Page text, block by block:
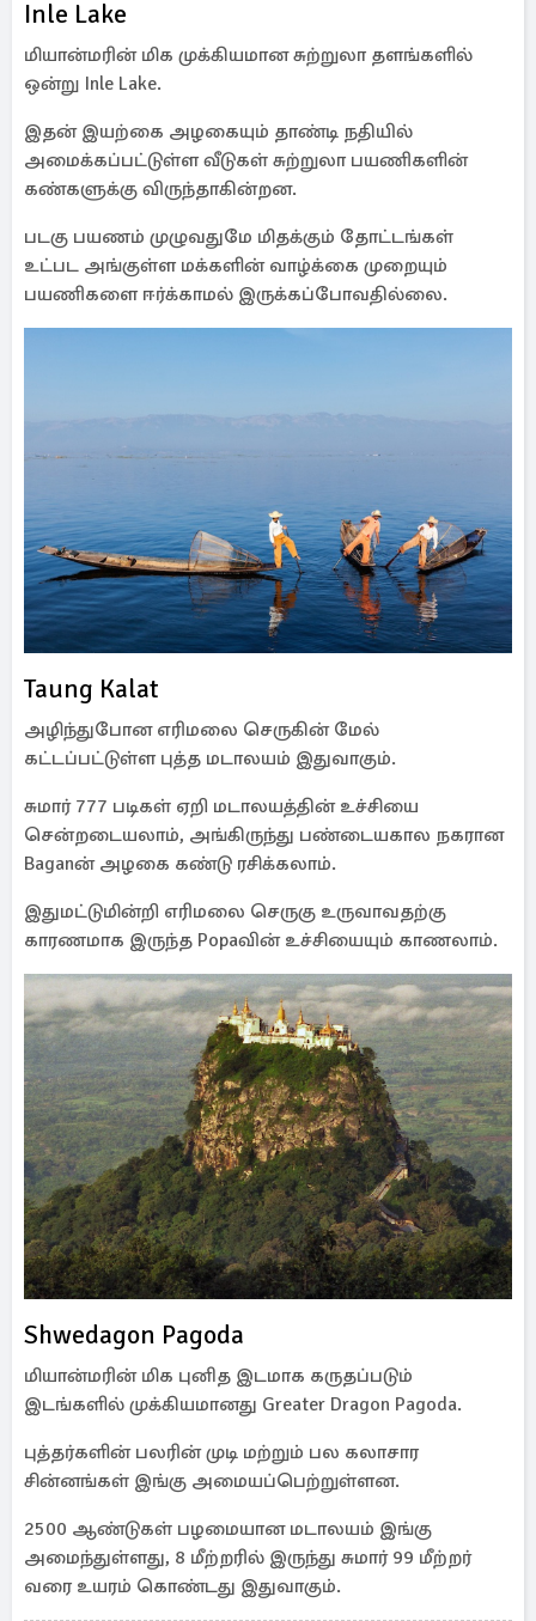
Inle Lake
மியான்மரின் மிக முக்கியமான சுற்றுலா தளங்களில்
ஒன்று Inle Lake.
இதன் இயற்கை அழகையும் தாண்டி நதியில்
அமைக்கப்பட்டுள்ள வீடுகள் சுற்றுலா பயணிகளின்
கண்களுக்கு விருந்தாகின்றன.
படகு பயணம் முழுவதுமே மிதக்கும் தோட்டங்கள்
உட்பட அங்குள்ள மக்களின் வாழ்க்கை முறையும்
பயணிகளை ஈர்க்காமல் இருக்கப்போவதில்லை.
Taung Kalat
அழிந்துபோன எரிமலை செருகின் மேல்
கட்டப்பட்டுள்ள புத்த மடாலயம் இதுவாகும்.
சுமார் 777 படிகள் ஏறி மடாலயத்தின் உச்சியை
சென்றடையலாம், அங்கிருந்து பண்டையகால நகரான
Baganன் அழகை கண்டு ரசிக்கலாம்.
இதுமட்டுமின்றி எரிமலை செருகு உருவாவதற்கு
காரணமாக இருந்த Popaவின் உச்சியையும் காணலாம்.
Shwedagon Pagoda
மியான்மரின் மிக புனித இடமாக கருதப்படும்
இடங்களில் முக்கியமானது Greater Dragon Pagoda.
புத்தர்களின் பலரின் முடி மற்றும் பல கலாசார
சின்னங்கள் இங்கு அமையப்பெற்றுள்ளன.
2500 ஆண்டுகள் பழமையான மடாலயம் இங்கு
அமைந்துள்ளது, 8 மீற்றரில் இருந்து சுமார் 99 மீற்றர்
வரை உயரம் கொண்டது இதுவாகும்.